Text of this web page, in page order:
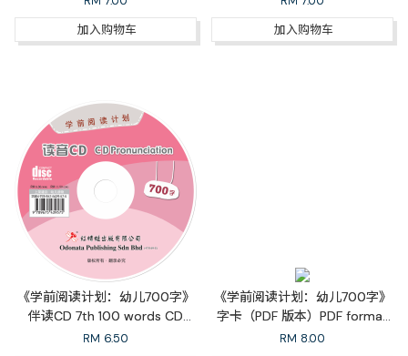
加入购物车
加入购物车
《学前阅读计划：幼儿700字》
伴读CD 7th 100 words CD
Pronunciation
RM 6.50
《学前阅读计划：幼儿700字》
字卡（PDF 版本）PDF format
for 7th 100 Words Flash Cards
RM 8.00